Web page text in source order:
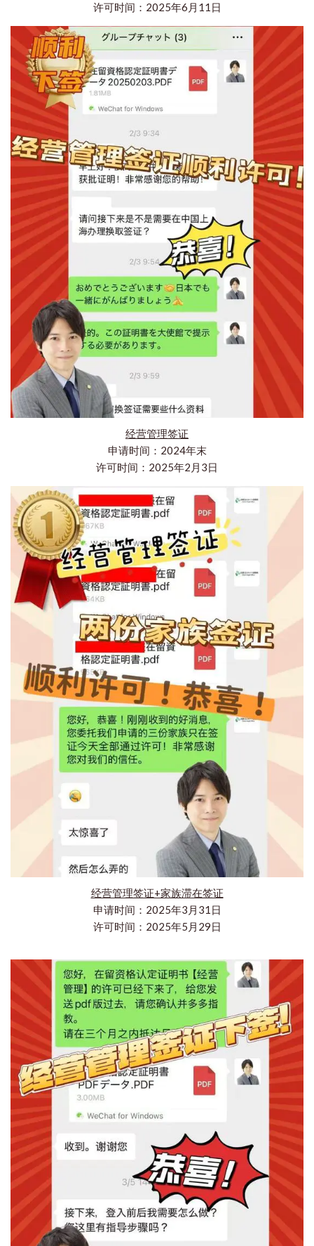
许可时间：2025年6月11日
经营管理签证
申请时间：2024年末
许可时间：2025年2月3日
经营管理签证+家族滞在签证
申请时间：2025年3月31日
许可时间：2025年5月29日